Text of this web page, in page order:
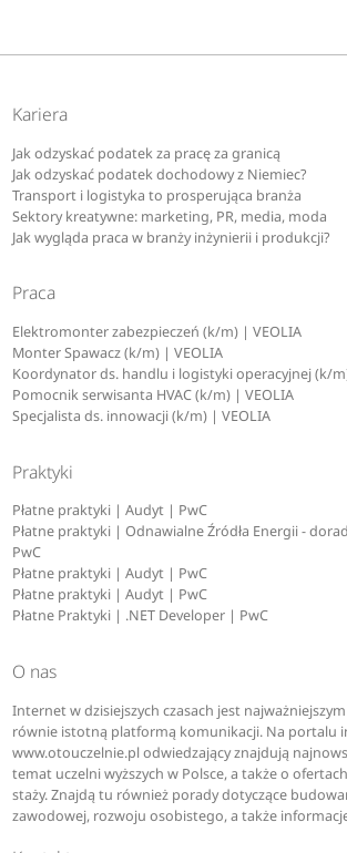
Kariera
Jak odzyskać podatek za pracę za granicą
Jak odzyskać podatek dochodowy z Niemiec?
Transport i logistyka to prosperująca branża
Sektory kreatywne: marketing, PR, media, moda
Jak wygląda praca w branży inżynierii i produkcji?
Praca
Elektromonter zabezpieczeń (k/m) | VEOLIA
Monter Spawacz (k/m) | VEOLIA
Koordynator ds. handlu i logistyki operacyjnej (k/
Pomocnik serwisanta HVAC (k/m) | VEOLIA
Specjalista ds. innowacji (k/m) | VEOLIA
Praktyki
Płatne praktyki | Audyt | PwC
Płatne praktyki | Odnawialne Źródła Energii -
PwC
Płatne praktyki | Audyt | PwC
Płatne praktyki | Audyt | PwC
Płatne Praktyki | .NET Developer | PwC
O nas
Internet w dzisiejszych czasach jest
równie istotną platformą komunikacji. Na portalu
www.otouczelnie.pl odwiedzający znajdują
temat uczelni wyższych w Polsce, a także o
staży. Znajdą tu również porady dotyczące
zawodowej, rozwoju osobistego, a także